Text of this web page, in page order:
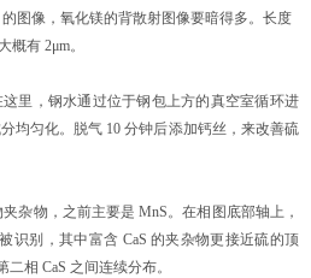
的图像，氧化镁的背散射图像要暗得多。长度
大概有 2μm。
里，钢水通过位于钢包上方的真空室循环进
均匀化。脱气 10 分钟后添加钙丝，来改善硫
杂物，之前主要是 MnS。在相图底部轴上，
识别，其中富含 CaS 的夹杂物更接近硫的顶
相 CaS 之间连续分布。